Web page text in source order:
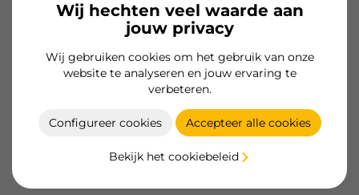
Wij hechten veel waarde aan
jouw privacy
Wij gebruiken cookies om het gebruik van onze
website te analyseren en jouw ervaring te
verbeteren.
Configureer cookies Accepteer alle cookies
Bekijk het cookiebeleid
Essentiële producten
Klant worden
Productspecificatie